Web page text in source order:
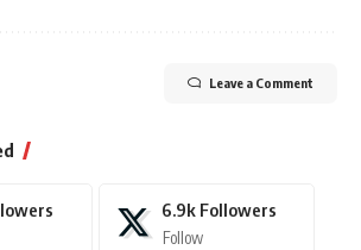
Leave a Comment
6.9k Followers
Follow